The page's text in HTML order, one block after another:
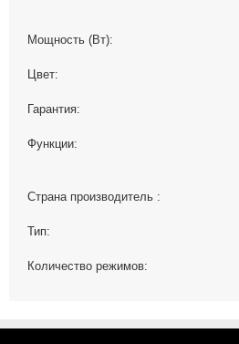
Мощность (Вт):
Цвет:
Гарантия:
Функции:
Страна производитель :
Тип:
Количество режимов: